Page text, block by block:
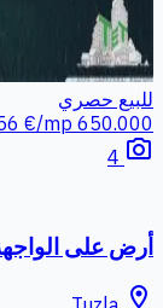
للبيع حصري
650.000 EUR
€/mp
photo_camera
أرض على
location_on